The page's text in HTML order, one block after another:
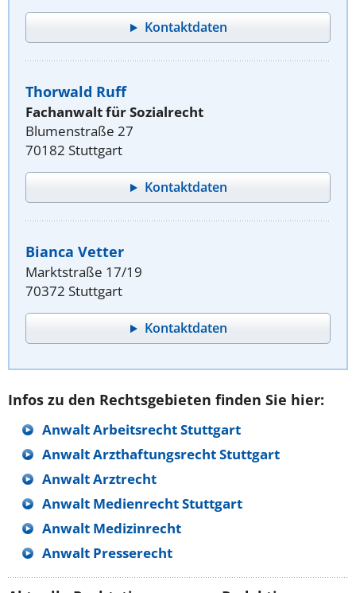
Kontaktdaten
Thorwald Ruff
Fachanwalt für Sozialrecht
Blumenstraße 27
70182 Stuttgart
Kontaktdaten
Bianca Vetter
Marktstraße 17/19
70372 Stuttgart
Kontaktdaten
Infos zu den Rechtsgebieten finden Sie hier:
Anwalt Arbeitsrecht Stuttgart
Anwalt Arzthaftungsrecht Stuttgart
Anwalt Arztrecht
Anwalt Medienrecht Stuttgart
Anwalt Medizinrecht
Anwalt Presserecht